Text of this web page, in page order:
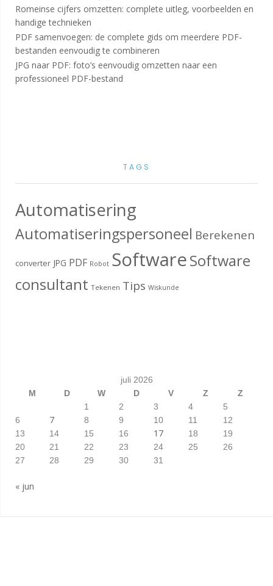
Romeinse cijfers omzetten: complete uitleg, voorbeelden en
handige technieken
PDF samenvoegen: de complete gids om meerdere PDF-
bestanden eenvoudig te combineren
JPG naar PDF: foto’s eenvoudig omzetten naar een
professioneel PDF-bestand
TAGS
Automatisering
Automatiseringspersoneel Berekenen
converter JPG PDF Robot SoftwareSoftware
consultant Tekenen Tips Wiskunde
juli 2026
M
D W D V Z
Z
1
2 3 4
5
6
7 8 9 10 11
12
13
14 15 16 17 18
19
20
21 22 23 24 25
26
27
28 29 30 31
« jun